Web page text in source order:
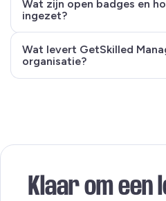
Wat zijn open badges en
ingezet?
Wat levert GetSkilled
organisatie?
Klaar om een